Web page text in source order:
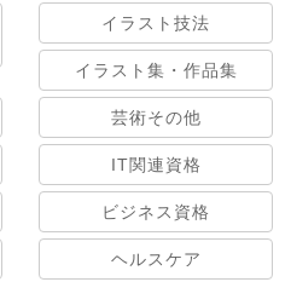
イラスト技法
イラスト集・作品集
芸術その他
IT関連資格
ビジネス資格
ヘルスケア